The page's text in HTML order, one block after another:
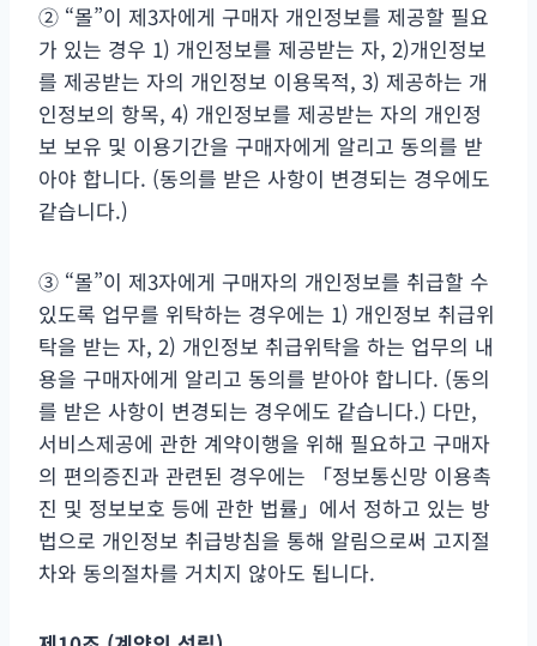
② “몰”이 제3자에게 구매자 개인정보를 제공할 필요
가 있는 경우 1) 개인정보를 제공받는 자, 2)개인정보
를 제공받는 자의 개인정보 이용목적, 3) 제공하는 개
인정보의 항목, 4) 개인정보를 제공받는 자의 개인정
보 보유 및 이용기간을 구매자에게 알리고 동의를 받
아야 합니다. (동의를 받은 사항이 변경되는 경우에도
같습니다.)
③ “몰”이 제3자에게 구매자의 개인정보를 취급할 수
있도록 업무를 위탁하는 경우에는 1) 개인정보 취급위
탁을 받는 자, 2) 개인정보 취급위탁을 하는 업무의 내
용을 구매자에게 알리고 동의를 받아야 합니다. (동의
를 받은 사항이 변경되는 경우에도 같습니다.) 다만,
서비스제공에 관한 계약이행을 위해 필요하고 구매자
의 편의증진과 관련된 경우에는 「정보통신망 이용촉
진 및 정보보호 등에 관한 법률」에서 정하고 있는 방
법으로 개인정보 취급방침을 통해 알림으로써 고지절
차와 동의절차를 거치지 않아도 됩니다.